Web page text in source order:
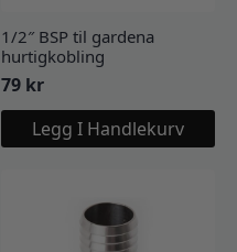
1/2″ BSP til gardena
hurtigkobling
79 kr
Legg I Handlekurv